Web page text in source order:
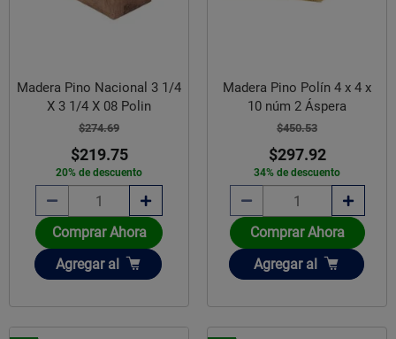
Madera Pino Nacional 3 1/4
X 3 1/4 X 08 Polin
$274.69
$219.75
20% de descuento
Comprar Ahora
Añadir
Agregar al
Madera Pino Polín 4 x 4 x
10 núm 2 Áspera
$450.53
$297.92
34% de descuento
Comprar Ahora
Añadir
Agregar al